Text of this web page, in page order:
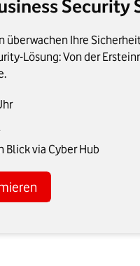
Security
überwachen Ihre
Lösung: Von der
Blick via Cyber Hub